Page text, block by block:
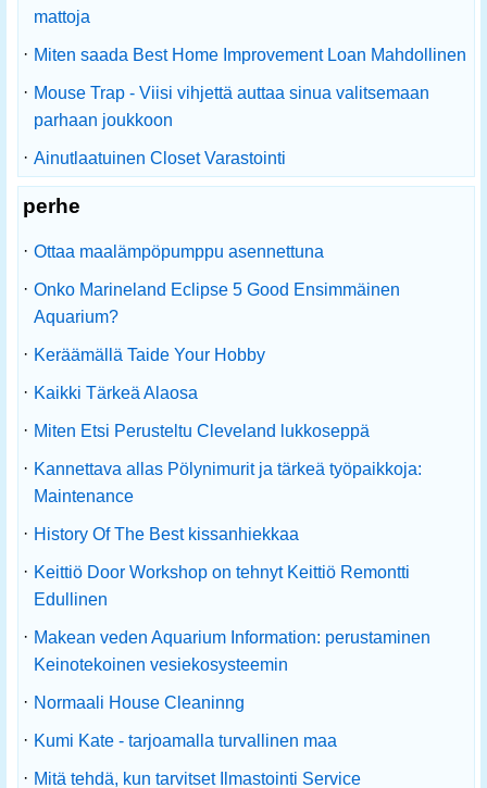
mattoja
· Miten saada Best Home Improvement Loan Mahdollinen
· Mouse Trap - Viisi vihjettä auttaa sinua valitsemaan
parhaan joukkoon
· Ainutlaatuinen Closet Varastointi
perhe
· Ottaa maalämpöpumppu asennettuna
· Onko Marineland Eclipse 5 Good Ensimmäinen
Aquarium?
· Keräämällä Taide Your Hobby
· Kaikki Tärkeä Alaosa
· Miten Etsi Perusteltu Cleveland lukkoseppä
· Kannettava allas Pölynimurit ja tärkeä työpaikkoja:
Maintenance
· History Of The Best kissanhiekkaa
· Keittiö Door Workshop on tehnyt Keittiö Remontti
Edullinen
· Makean veden Aquarium Information: perustaminen
Keinotekoinen vesiekosysteemin
· Normaali House Cleaninng
· Kumi Kate - tarjoamalla turvallinen maa
· Mitä tehdä, kun tarvitset Ilmastointi Service